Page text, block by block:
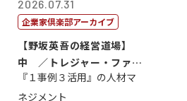
2026.07.31
企業家倶楽部アーカイブ
【野坂英吾の経営道場】
中 ／トレジャー・ファク
トリー社長野坂...
『１事例３活用』の人材マ
ネジメント